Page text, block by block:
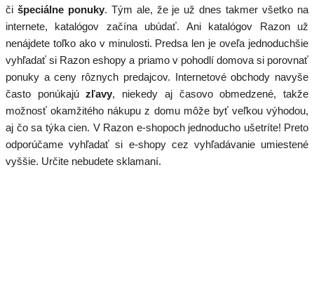
či špeciálne ponuky. Tým ale, že je už dnes takmer všetko na
internete, katalógov začína ubúdať. Ani katalógov Razon už
nenájdete toľko ako v minulosti. Predsa len je oveľa jednoduchšie
vyhľadať si Razon eshopy a priamo v pohodlí domova si porovnať
ponuky a ceny rôznych predajcov. Internetové obchody navyše
často ponúkajúzľavy, niekedy aj časovo obmedzené, takže
možnosť okamžitého nákupu z domu môže byť veľkou výhodou,
aj čo sa týka cien. V Razon e-shopoch jednoducho ušetríte! Preto
odporúčame vyhľadať si e-shopy cez vyhľadávanie umiestené
vyššie. Určite nebudete sklamaní.